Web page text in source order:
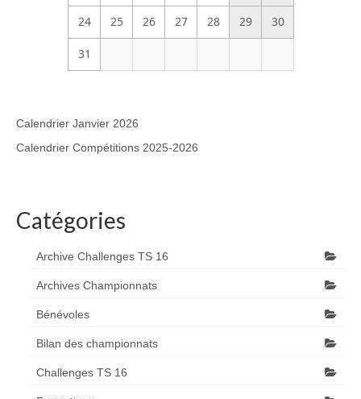
24 25 26 27 28 29 30
31
Calendrier Janvier 2026
Calendrier Compétitions 2025-2026
Catégories
Archive Challenges TS 16
Archives Championnats
Bénévoles
Bilan des championnats
Challenges TS 16